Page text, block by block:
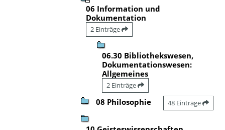
06 Information und
Dokumentation
2 Einträge
06.30 Bibliothekswesen,
Dokumentationswesen:
Allgemeines
2 Einträge
08 Philosophie 48 Einträge